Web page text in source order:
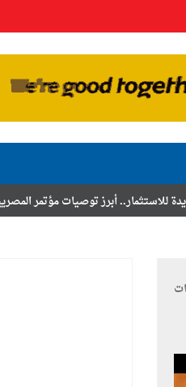
مؤتمر المصريين بالخارج